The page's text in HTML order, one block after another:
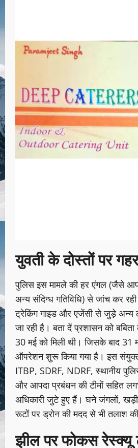
युवती के दोस्तों पर
पुलिस इस मामले की हर एंगल (जैसे
अन्य संदिग्ध गतिविधि) से जांच कर
ट्रेकिंग गाइड और एजेंसी से जुड़े अन्य
जा रही है। बता दें ​प्रशासन को
30 मई को मिली थी। जिसके बाद 31
ऑपरेशन शुरू किया गया है। इस संयुक्त
ITBP, SDRF, NDRF, स्थानीय
और आपदा प्रबंधन की टीमों सहित
अधिकारी जुटे हुए हैं। घने जंगलों,
रूटों पर ड्रोन की मदद से भी तलाश
​झील पर फोकस रेस्क्यू